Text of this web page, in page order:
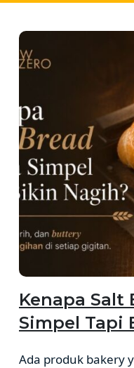
Kenapa Salt
Simpel Tapi
Ada produk bakery